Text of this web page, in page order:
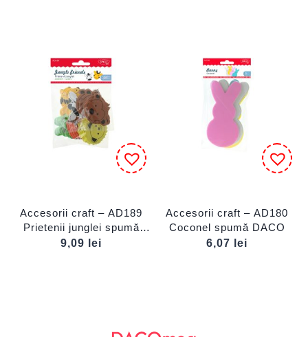
Accesorii craft – AD189
Prietenii junglei spumă
DACO
9,09 lei
Accesorii craft – AD180
Coconel spumă DACO
6,07
lei